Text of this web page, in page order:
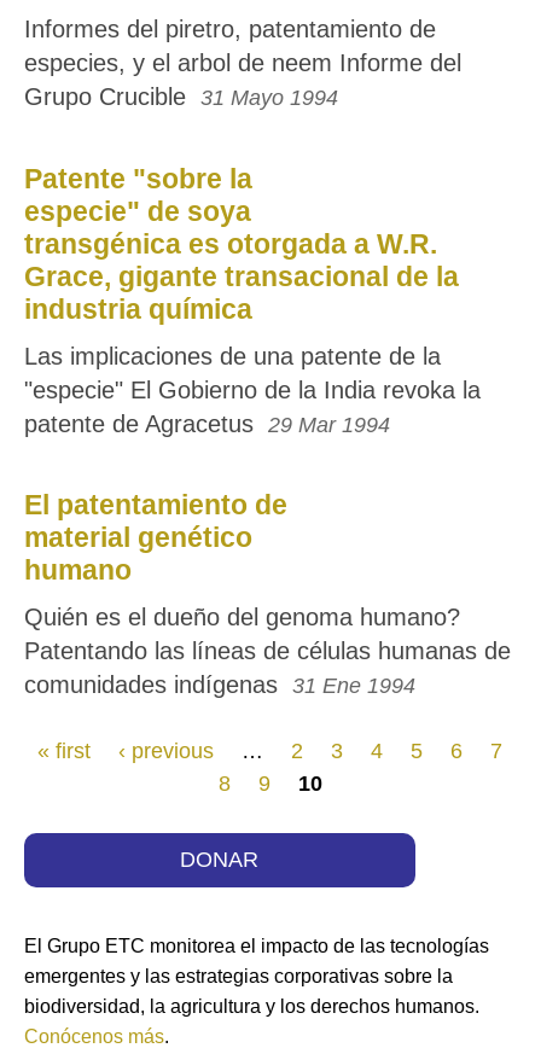
Informes del piretro, patentamiento de
especies, y el arbol de neem Informe del
Grupo Crucible 31 Mayo 1994
Patente "sobre la
especie" de soya
transgénica es otorgada a W.R.
Grace, gigante transacional de la
industria química
Las implicaciones de una patente de la
"especie" El Gobierno de la India revoka la
patente de Agracetus 29 Mar 1994
El patentamiento de
material genético
humano
Quién es el dueño del genoma humano?
Patentando las líneas de células humanas de
comunidades indígenas 31 Ene 1994
Páginas
« first ‹ previous … 2 3 4 5 6
7
8
9 10
DONAR
El Grupo ETC monitorea el impacto de las tecnologías
emergentes y las estrategias corporativas sobre la
biodiversidad, la agricultura y los derechos humanos.
Conócenos más.